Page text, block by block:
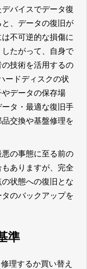
バイスでデータ復
と、データの復旧が
不可逆的な損傷に
たがって、自身で
技術を活用するの
ードディスクの状
データの保存場
タ・最適な復旧手
交換や基盤修理を
の事態に至る前の
ありますが、完全
状態への復旧とな
のバックアップを
準
理するか買い替え